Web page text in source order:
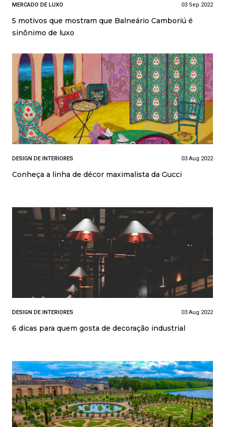
MERCADO DE LUXO 03 Sep 2022
5 motivos que mostram que Balneário Camboriú é
sinônimo de luxo
DESIGN DE INTERIORES 03 Aug 2022
Conheça a linha de décor maximalista da Gucci
DESIGN DE INTERIORES 03 Aug 2022
6 dicas para quem gosta de decoração industrial